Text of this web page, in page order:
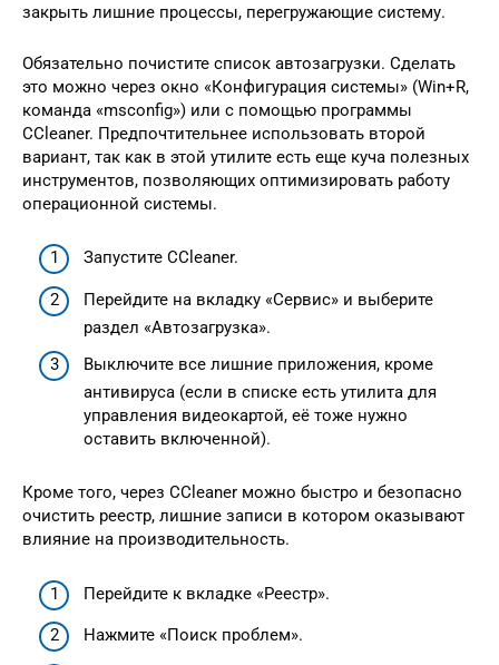
закрыть лишние процессы, перегружающие систему.
Обязательно почистите список автозагрузки. Сделать
это можно через окно «Конфигурация системы» (Win+R,
команда «msconfig») или с помощью программы
CCleaner. Предпочтительнее использовать второй
вариант, так как в этой утилите есть еще куча полезных
инструментов, позволяющих оптимизировать работу
операционной системы.
Запустите CCleaner.
Перейдите на вкладку «Сервис» и выберите
раздел «Автозагрузка».
Выключите все лишние приложения, кроме
антивируса (если в списке есть утилита для
управления видеокартой, её тоже нужно
оставить включенной).
Кроме того, через CCleaner можно быстро и безопасно
очистить реестр, лишние записи в котором оказывают
влияние на производительность.
Перейдите к вкладке «Реестр».
Нажмите «Поиск проблем».